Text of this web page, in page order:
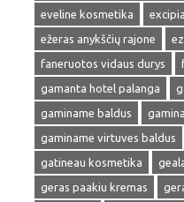
eveline kosmetika
ežeras anykščių rajone
faneruotos vidaus durys
gamanta hotel palanga
gaminame baldus
gaminame virtuves baldus
gatineau kosmetika
geras paakiu kremas